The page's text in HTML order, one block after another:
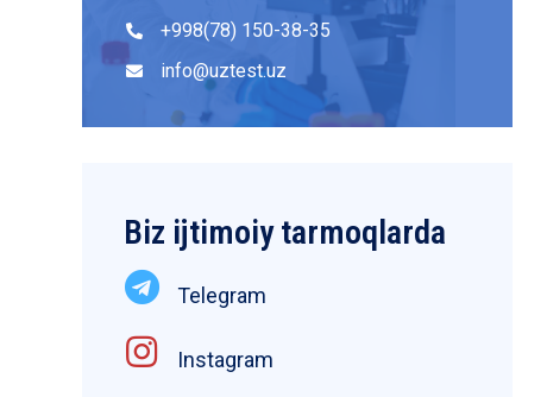
+998(78) 150-38-35
info@uztest.uz
Biz ijtimoiy tarmoqlarda
Telegram
Instagram